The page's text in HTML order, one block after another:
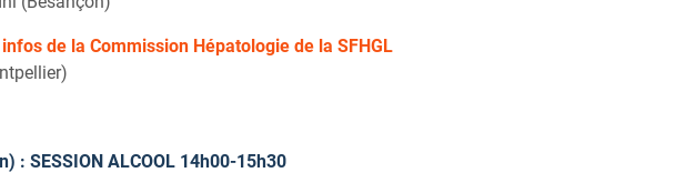
de la Commission Hépatologie de la SFHGL
: SESSION ALCOOL 14h00-15h30